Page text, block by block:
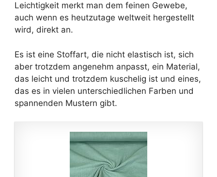
Leichtigkeit merkt man dem feinen Gewebe,
auch wenn es heutzutage weltweit hergestellt
wird, direkt an.
Es ist eine Stoffart, die nicht elastisch ist, sich
aber trotzdem angenehm anpasst, ein Material,
das leicht und trotzdem kuschelig ist und eines,
das es in vielen unterschiedlichen Farben und
spannenden Mustern gibt.